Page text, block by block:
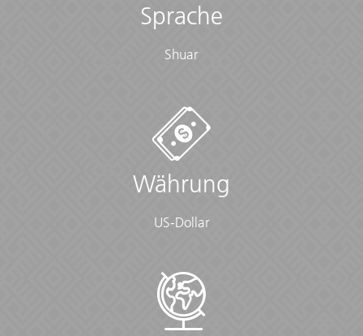
Sprache
Shuar
Währung
US-Dollar